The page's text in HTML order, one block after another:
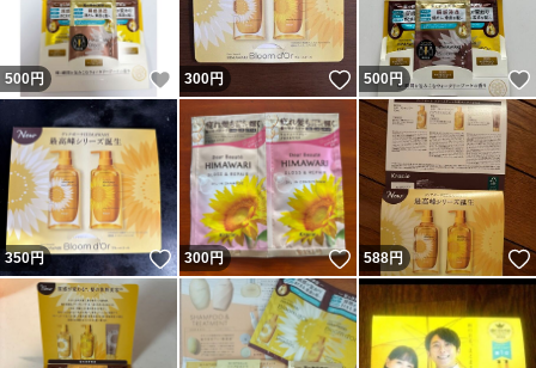
500円 いいね！
300円 いいね！
500円
350円 いいね！
300円 いいね！
588円